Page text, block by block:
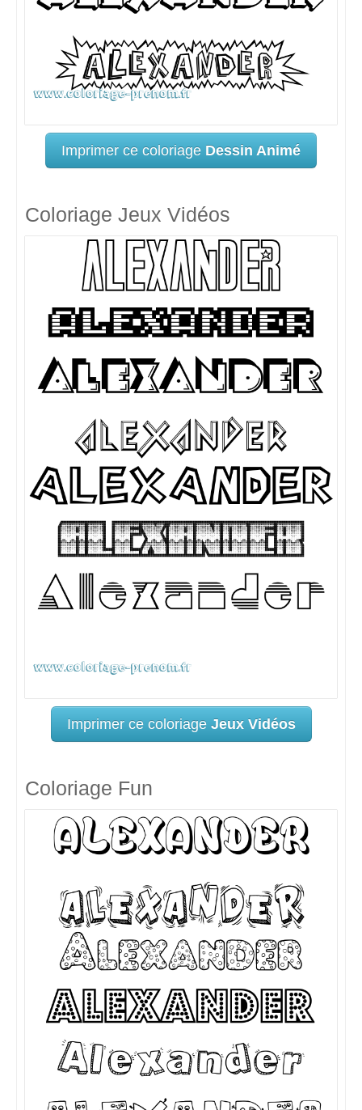
Imprimer ce coloriage Dessin Animé
Coloriage Jeux Vidéos
Imprimer ce coloriage Jeux Vidéos
Coloriage Fun